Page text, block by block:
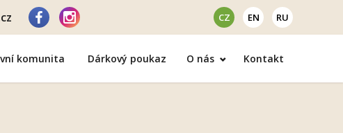
CZ EN RU
komunita Dárkový poukaz O nás Kontakt